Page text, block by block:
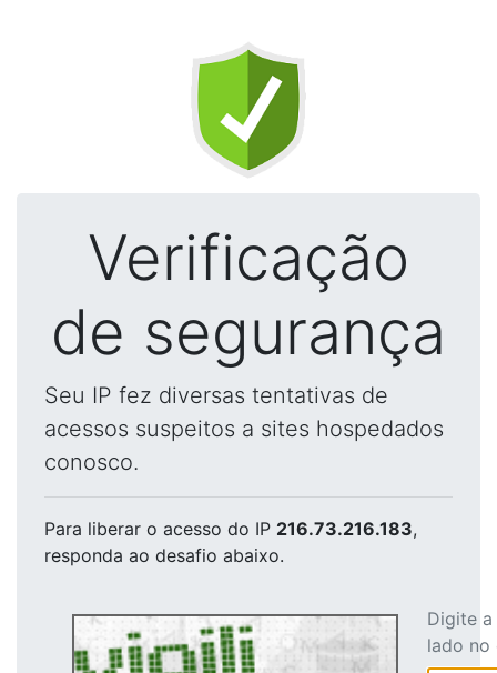
Verificação
de segurança
Seu IP fez diversas tentativas de
acessos suspeitos a sites hospedados
conosco.
Para liberar o acesso do IP 216.73.216.183,
responda ao desafio abaixo.
Digite
lado no